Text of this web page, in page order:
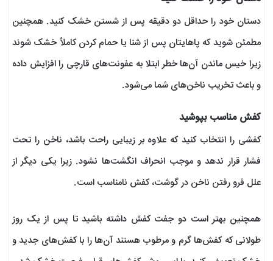
دستان خود را حداقل دو دقیقه پس از شستن خشک کنید. همچنین
مطمئن شوید که پاهایتان پس از شنا یا حمام کردن کاملاً خشک شوند
زیرا خیس ماندن آن‌ها خطر ابتلا به عفونت‌های قارچی را افزایش داده
و باعث تخریب ناخن‌های شما می‌شود.
کفش مناسب بپوشید
کفشی را انتخاب کنید که علاوه بر زیبایی راحت باشد، ناخن‌ را تحت
فشار قرار ندهد و موجب انحراف انگشت‌ها نشود. زیرا یکی دیگر از
علل فرو رفتن ناخن در گوشت، کفش نامناسب است.
همچنین بهتر است دو جفت کفش داشته باشید تا پس از یک روز
طولانی که کفش‌ها گرم و مرطوب هستند آن‌ها را با کفش‌های جدید و